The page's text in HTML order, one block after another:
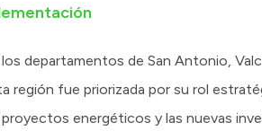
departamentos de San Antonio,
región fue priorizada por su rol
energéticos y las nuevas